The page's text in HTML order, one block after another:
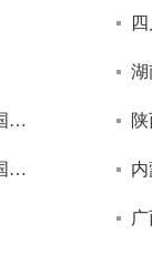
退役军人事务部 中央军委政治工作部 全国双拥办关于做好新年春节期间拥军优属拥政爱民工作的通知
退役军人事务部 中央军委政治工作部 全国双拥工作领导小组办公室关于做好“八一”期间拥军优属拥政爱民工作的通知
湖